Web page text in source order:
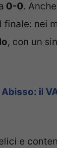
0-0.
nei
, con un
il
e